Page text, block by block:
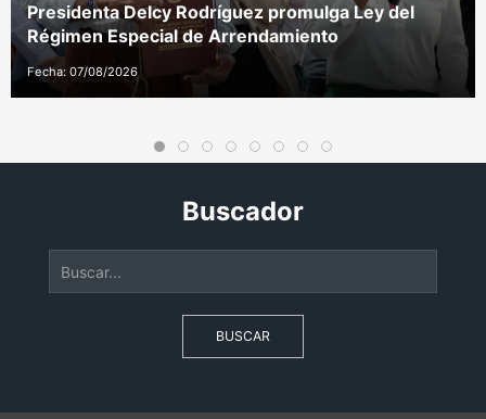
Presidenta Delcy Rodríguez promulga Ley del
Régimen Especial de Arrendamiento
Fecha: 07/08/2026
Buscador
BUSCAR